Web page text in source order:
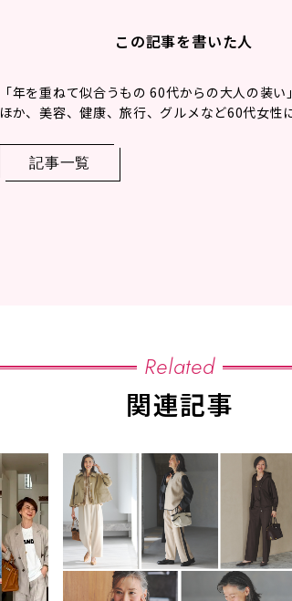
この記事を書いた人
「年を重ねて似合うもの 60代からの大人の装
ほか、美容、健康、旅行、グルメなど60代女性
記事一覧
Related
関連記事